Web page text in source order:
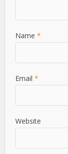
Name*
Email*
Website